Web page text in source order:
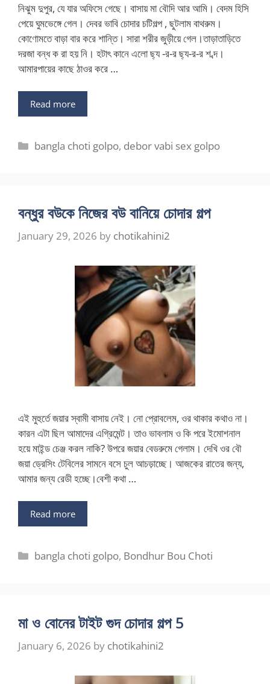
নিঝুম দুপুর, যে যার অফিসে গেছে। বাসায় মা বৌদি আর আমি। বেদম হিসি
পেয়ে ঘুমভেঙ্গে গেল। দেবর ভাবি চোদার চটিগল্প , ছুটলাম বাথরুম।
কোণোমতে বাড়া বার করে শান্তি। সারা শরীর জুড়ীয়ে গেল।তাড়াতাড়িতে
দরজা বন্ধ ক রা হয় নি। হটাৎ কানে এলো ছ্য -র-র ছ্য-র-র শ ব্দ।
আমারপায়ের কাছে ঠাওর করে …
Read more
Categories
bangla choti golpo, debor vabi sex golpo
বন্ধুর বউকে নিজের বউ বানিয়ে চোদার গল্প
January 29, 2026 by chotikahini2
এই মুহুর্তে জয়ার স্বামী বাসায় নেই। নো প্রোবলেম, ওর থাকার কথাও না।
কারন এটা ছিল আমাদের এগ্রিমেন্ট। তাও ভাবলাম ও কি পরে ইমোশনাল
হয়ে মাইন্ড চেঞ্জ করল নাকি? উপরে জয়ার বেডরুমে গেলাম। দেখি ওর বৌ
জয়া ড্রেসিং টেবিলের সামনে বসে চুল আচড়াচ্ছে। আজকের রাতের জন্য,
আমার জন্য রেডী হচ্ছে।বেশী কথা …
Read more
Categories
bangla choti golpo, Bondhur Bou Choti
মা ও বোনের টাইট গুদ চোদার গল্প 5
January 6, 2026 by chotikahini2